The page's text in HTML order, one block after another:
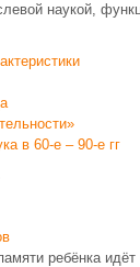
наукой,
в 60-е – 90-е гг
ребёнка